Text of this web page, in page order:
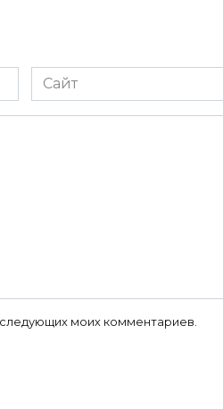
Сайт
моих комментариев.